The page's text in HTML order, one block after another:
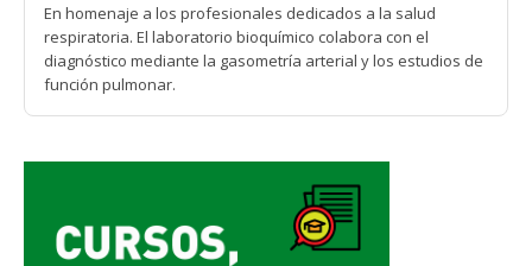
En homenaje a los profesionales dedicados a la salud
respiratoria. El laboratorio bioquímico colabora con el
diagnóstico mediante la gasometría arterial y los estudios de
función pulmonar.